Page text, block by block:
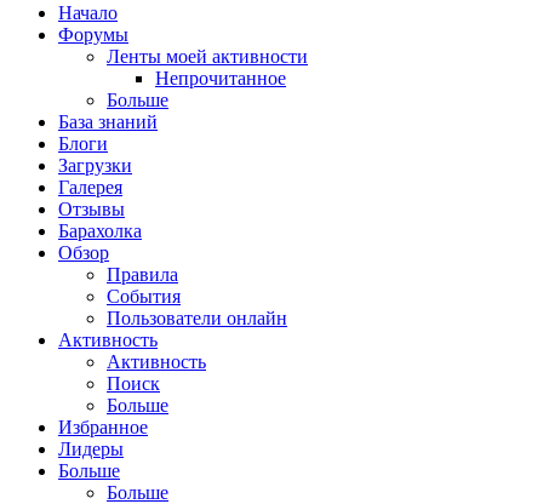
Начало
Форумы
Ленты моей активности
Непрочитанное
Больше
База знаний
Блоги
Загрузки
Галерея
Отзывы
Барахолка
Обзор
Правила
События
Пользователи онлайн
Активность
Активность
Поиск
Больше
Избранное
Лидеры
Больше
Больше